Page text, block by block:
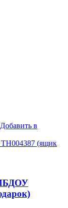
Добавить в
МБДОУ